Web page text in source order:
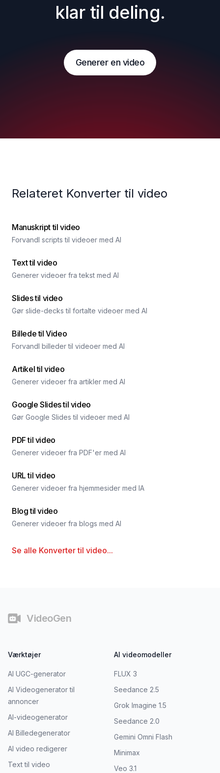
klar til deling.
Generer en video
Relateret Konverter til video
Manuskript til video
Forvandl scripts til videoer med AI
Text til video
Generer videoer fra tekst med AI
Slides til video
Gør slide-decks til fortalte videoer med AI
Billede til Video
Forvandl billeder til videoer med AI
Artikel til video
Generer videoer fra artikler med AI
Google Slides til video
Gør Google Slides til videoer med AI
PDF til video
Generer videoer fra PDF'er med AI
URL til video
Generer videoer fra hjemmesider med IA
Blog til video
Generer videoer fra blogs med AI
Se alle Konverter til video...
VideoGen
Værktøjer
AI UGC-generator
AI Videogenerator til
annoncer
AI-videogenerator
AI Billedegenerator
AI video redigerer
Text til video
AI videomodeller
FLUX 3
Seedance 2.5
Grok Imagine 1.5
Seedance 2.0
Gemini Omni Flash
Minimax
Veo 3.1